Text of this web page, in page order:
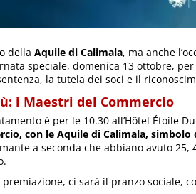
della Aquile di Calimala, ma anche
speciale, domenica 13 ottobre, per
la tutela dei soci e il
i Maestri del Commercio
è per le 10.30 all’Hôtel Étoile
con le Aquile di Calimala,
a seconda che abbiano avuto
premiazione, ci sarà il pranzo sociale,